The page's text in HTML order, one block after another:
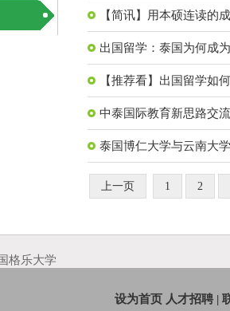
【简讯】用本硕连读的
出国留学：泰国为何成
【推荐看】出国留学如
中泰国际教育新思路交
泰国博仁大学与云南大
上一页 1 2
格乐大学
设为首页 人才招聘 |